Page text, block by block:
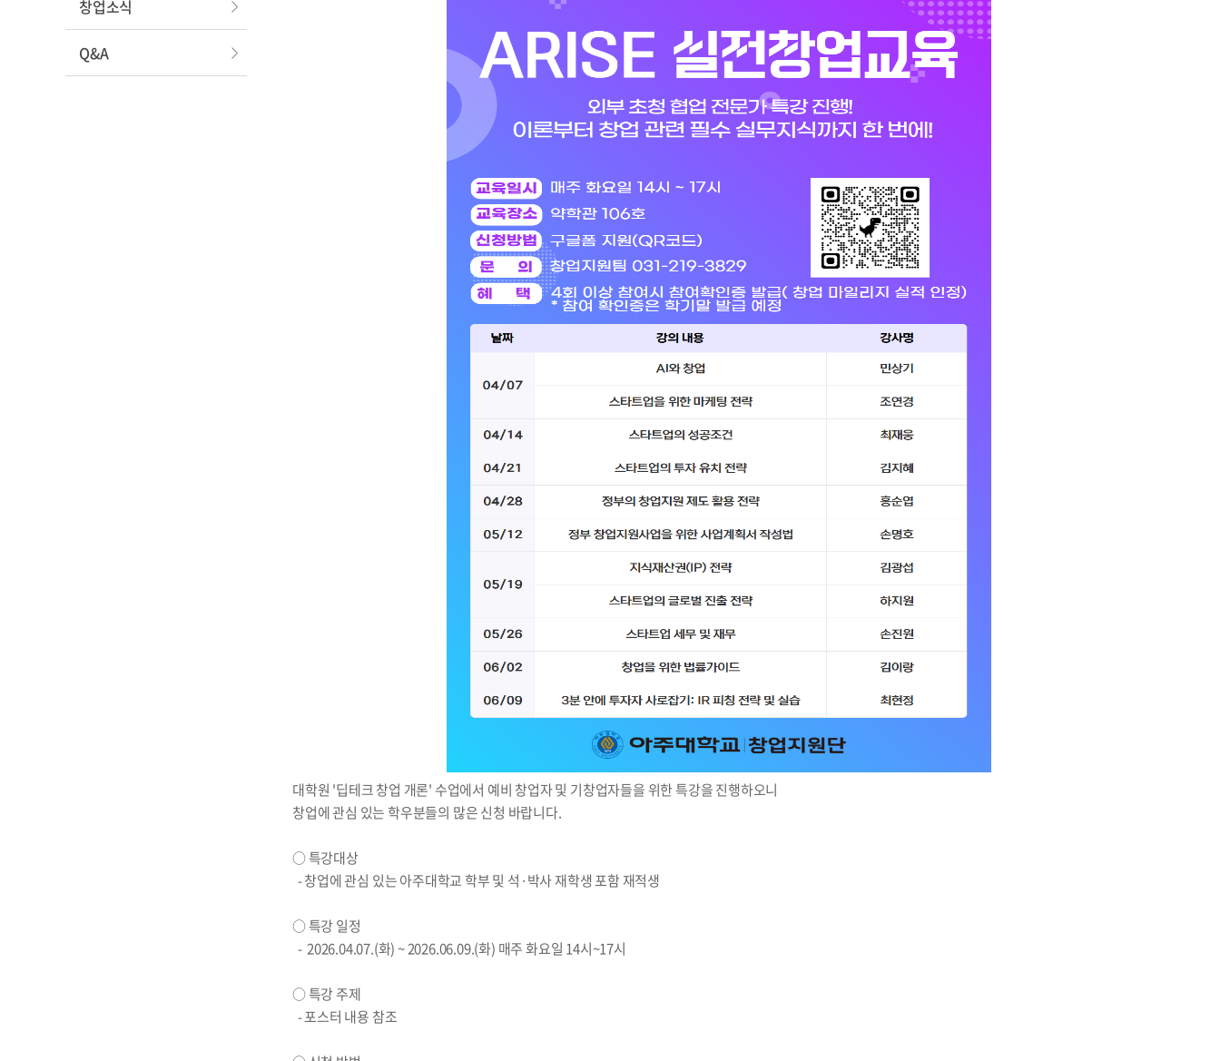
창업소식
Q&A
대학원 '딥테크 창업 개론' 수업에서 예비 창업자 및 기창업자들을 위한 특강을 진행하오니
창업에 관심 있는 학우분들의 많은 신청 바랍니다.
○ 특강대상
- 창업에 관심 있는 아주대학교 학부 및 석·박사 재학생 포함 재적생
○ 특강 일정
- 2026.04.07.(화) ~ 2026.06.09.(화) 매주 화요일 14시~17시
○ 특강 주제
- 포스터 내용 참조